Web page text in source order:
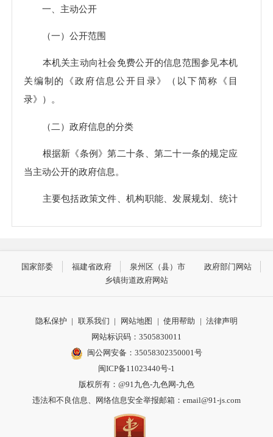
一、主动公开
（一）公开范围
本机关主动向社会免费公开的信息范围参见本机
关编制的《政府信息公开目录》（以下简称《目
录》）。
（二）政府信息的分类
根据新《条例》第二十条、第二十一条的规定应
当主动公开的政府信息。
主要包括政策文件、机构职能、发展规划、统计
置、公共监管、突发公共事件、公务员招录及其他法
（三）编排体系
政府信息编排体系主要包含索引号、备注/文号、
发布机构、公文生成日期、有效性等内容。
1.索引号：政府公开信息的唯一识别代码。
国家部委 福建省政府 泉州区（县）市
政府部门网站
乡镇街道政府网站
隐私保护 | 联系我们 | 网站地图 | 使用帮助 | 法律声明
网站标识码：3505830011
闽公网安备：35058302350001号
闽ICP备11023440号-1
版权所有：@91九色-九色网-九色
违法和不良信息、网络信息安全举报邮箱： email@91-js.com